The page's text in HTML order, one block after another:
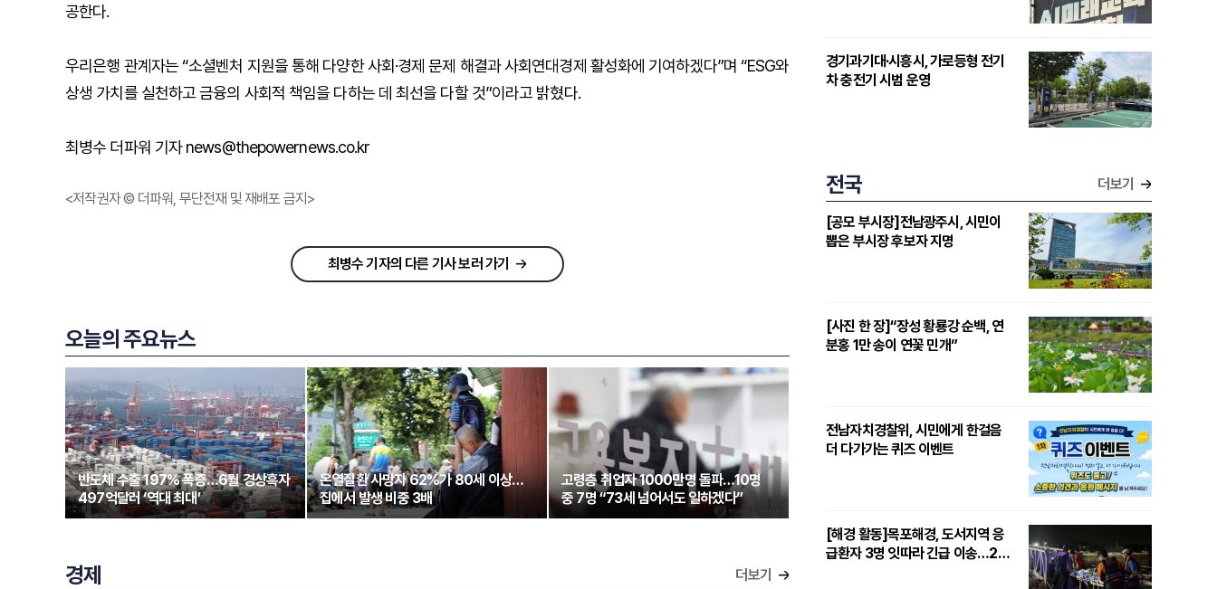
공한다.
우리은행 관계자는 “소셜벤처 지원을 통해 다양한 사회·경제 문제 해결과 사회연대경제 활성화에 기여하겠다”며 “ESG와
상생 가치를 실천하고 금융의 사회적 책임을 다하는 데 최선을 다할 것”이라고 밝혔다.
최병수 더파워 기자 news@thepowernews.co.kr
<저작권자 © 더파워, 무단전재 및 재배포 금지>
최병수 기자의 다른 기사 보러 가기
오늘의 주요뉴스
반도체 수출 197% 폭증…6월 경상흑자
497억달러 ‘역대 최대’
온열질환 사망자 62%가 80세 이상…
집에서 발생 비중 3배
고령층 취업자 1000만명 돌파…10명
중 7명 “73세 넘어서도 일하겠다”
경제 더보기
경기과기대·시흥시, 가로등형 전기
차 충전기 시범 운영
전국 더보기
[공모 부시장]전남광주시, 시민이
뽑은 부시장 후보자 지명
[사진 한 장]“장성 황룡강 순백, 연
분홍 1만 송이 연꽃 민개”
전남자치경찰위, 시민에게 한걸음
더 다가가는 퀴즈 이벤트
[해경 활동]목포해경, 도서지역 응
급환자 3명 잇따라 긴급 이송…24